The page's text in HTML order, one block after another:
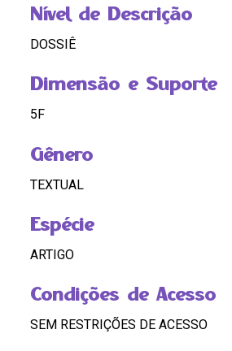
Nível de Descrição
DOSSIÊ
Dimensão e Suporte
5F
Gênero
TEXTUAL
Espécie
ARTIGO
Condições de Acesso
SEM RESTRIÇÕES DE ACESSO